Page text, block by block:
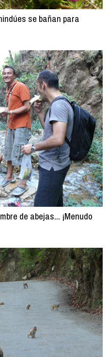
se bañan para
de abejas... ¡Menudo